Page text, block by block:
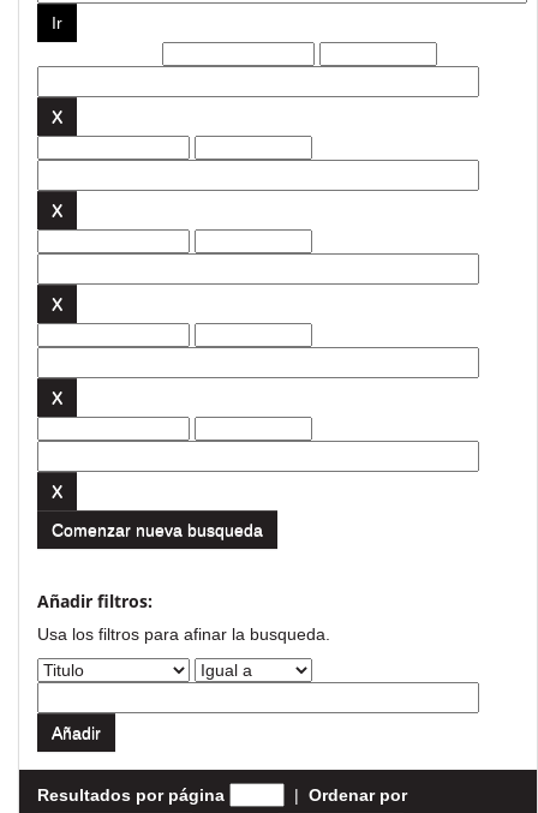
Comenzar nueva busqueda
Añadir filtros:
Usa los filtros para afinar la busqueda.
Resultados por página | Ordenar por